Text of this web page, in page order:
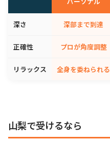
深さ 深部まで到達
正確性 プロが角度調整
リラックス 全身を委ねられる
山梨で受けるなら